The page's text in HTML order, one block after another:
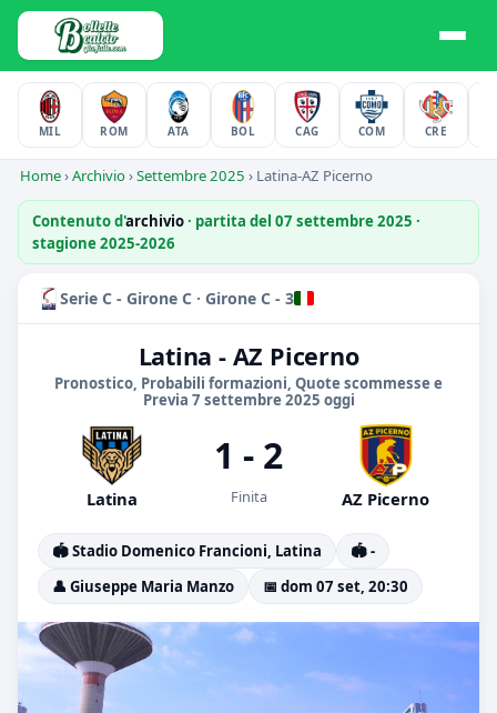
MIL ROM ATA BOL CAG COM CRE
Home›Archivio›Settembre 2025 › Latina-AZ Picerno
Contenuto d'archivio· partita del 07 settembre 2025 ·
stagione 2025-2026
Serie C - Girone C · Girone C - 3
Latina - AZ Picerno
Pronostico, Probabili formazioni, Quote scommesse e
Previa 7 settembre 2025 oggi
Latina
1 - 2
Finita AZ Picerno
🏟️ Stadio Domenico Francioni, Latina
🏟️ -
👤 Giuseppe Maria Manzo
📅 dom 07 set, 20:30